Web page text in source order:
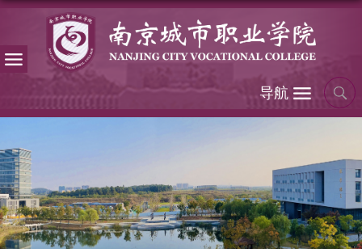
导航